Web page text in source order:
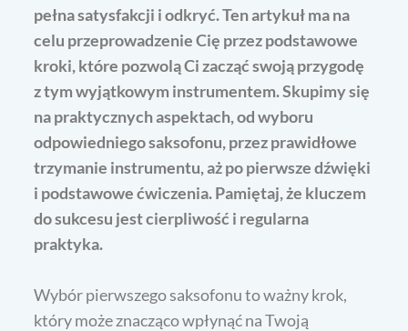
pełna satysfakcji i odkryć. Ten artykuł ma na
celu przeprowadzenie Cię przez podstawowe
kroki, które pozwolą Ci zacząć swoją przygodę
z tym wyjątkowym instrumentem. Skupimy się
na praktycznych aspektach, od wyboru
odpowiedniego saksofonu, przez prawidłowe
trzymanie instrumentu, aż po pierwsze dźwięki
i podstawowe ćwiczenia. Pamiętaj, że kluczem
do sukcesu jest cierpliwość i regularna
praktyka.
Wybór pierwszego saksofonu to ważny krok,
który może znacząco wpłynąć na Twoją